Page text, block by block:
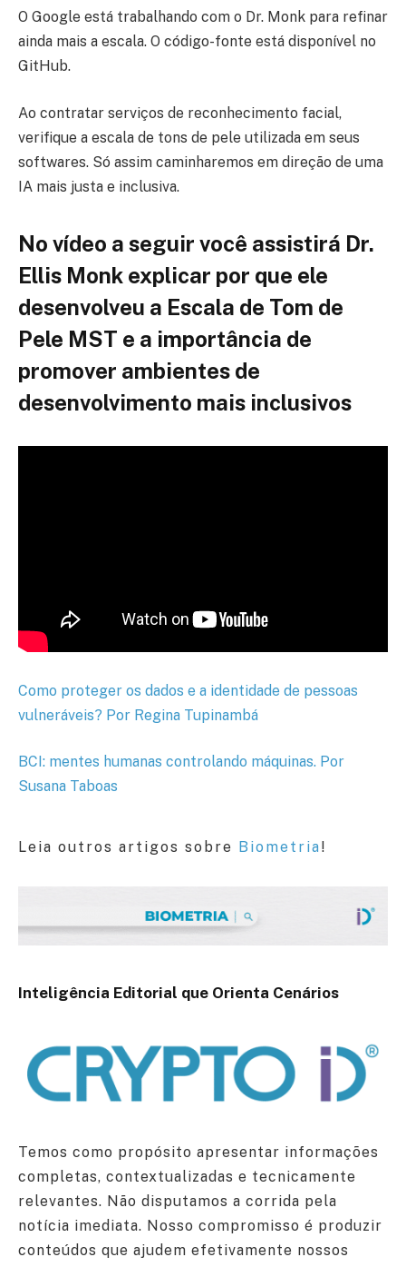
O Google está trabalhando com o Dr. Monk para refinar
ainda mais a escala. O código-fonte está disponível no
GitHub.
Ao contratar serviços de reconhecimento facial,
verifique a escala de tons de pele utilizada em seus
softwares. Só assim caminharemos em direção de uma
IA mais justa e inclusiva.
No vídeo a seguir você assistirá Dr.
Ellis Monk explicar por que ele
desenvolveu a Escala de Tom de
Pele MST e a importância de
promover ambientes de
desenvolvimento mais inclusivos
Como proteger os dados e a identidade de pessoas
vulneráveis? Por Regina Tupinambá
BCI: mentes humanas controlando máquinas. Por
Susana Taboas
Leia outros artigos sobre Biometria!
Inteligência Editorial que Orienta Cenários
Temos como propósito apresentar informações
completas, contextualizadas e tecnicamente
relevantes. Não disputamos a corrida pela
notícia imediata. Nosso compromisso é produzir
conteúdos que ajudem efetivamente nossos